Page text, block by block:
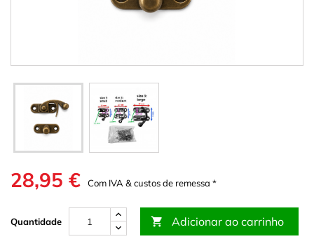
28,95 € Com IVA & custos de remessa *
Quantidade  Adicionar ao carrinho